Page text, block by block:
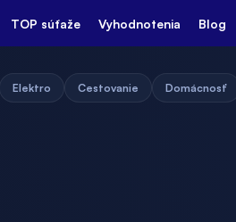
TOP súťaže Vyhodnotenia Blog
Elektro Cestovanie Domácnosť